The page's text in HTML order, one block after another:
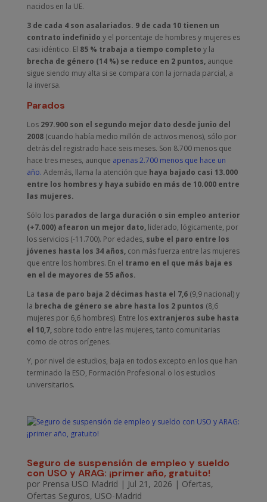
nacidos en la UE.
3 de cada 4 son asalariados. 9 de cada 10 tienen un
contrato indefinido y el porcentaje de hombres y mujeres es
casi idéntico. El 85 % trabaja a tiempo completo y la
brecha de género (14 %) se reduce en 2 puntos,aunque
sigue siendo muy alta si se compara con la jornada parcial, a
la inversa.
Parados
Los 297.900 son el segundo mejor dato desde junio del
2008(cuando había medio millón de activos menos), sólo por
detrás del registrado hace seis meses. Son 8.700 menos que
hace tres meses, aunque apenas 2.700 menos que hace un
año. Además, llama la atención que haya bajado casi 13.000
entre los hombres y haya subido en más de 10.000 entre
las mujeres.
Sólo los parados de larga duración o sin empleo anterior
(+7.000) afearon un mejor dato,liderado, lógicamente, por
los servicios (-11.700). Por edades, sube el paro entre los
jóvenes hasta los 34 años,con más fuerza entre las mujeres
que entre los hombres. En el tramo en el que más baja es
en el de mayores de 55 años.
La tasa de paro baja 2 décimas hasta el 7,6(9,9 nacional) y
la brecha de género se abre hasta los 2 puntos (8,6
mujeres por 6,6 hombres). Entre los extranjeros sube hasta
el 10,7,sobre todo entre las mujeres, tanto comunitarias
como de otros orígenes.
Y, por nivel de estudios, baja en todos excepto en los que han
terminado la ESO, Formación Profesional o los estudios
universitarios.
Seguro de suspensión de empleo y sueldo
con USO y ARAG: ¡primer año, gratuito!
por Prensa USO Madrid | Jul 21, 2026 | Ofertas,
Ofertas Seguros, USO-Madrid